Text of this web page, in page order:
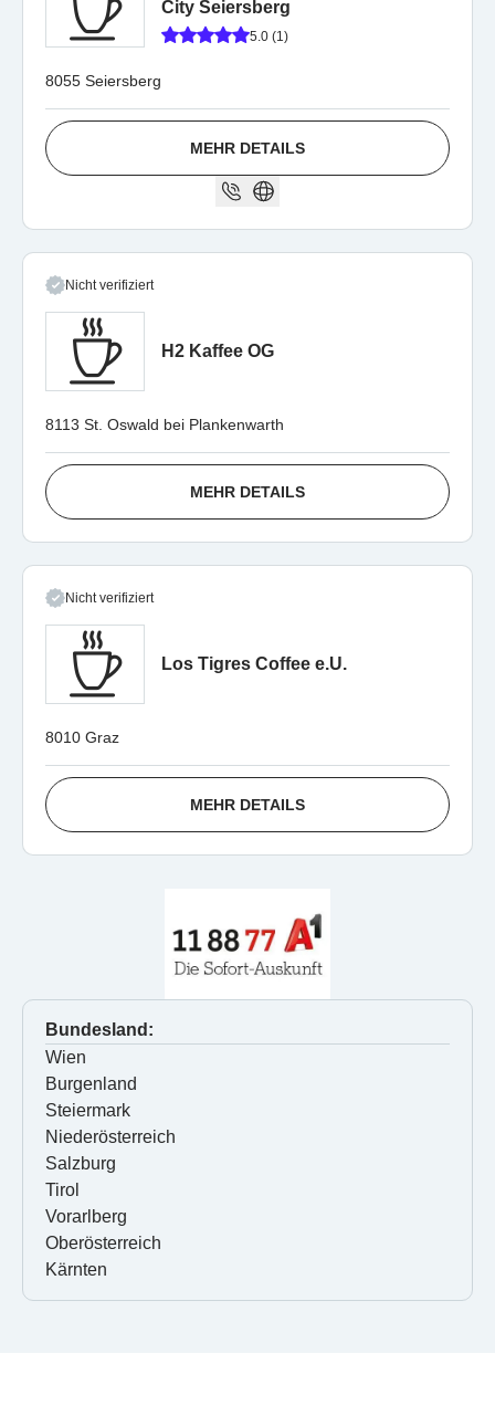
City Seiersberg
5.0 (1)
8055 Seiersberg
MEHR DETAILS
Nicht verifiziert
H2 Kaffee OG
8113 St. Oswald bei Plankenwarth
MEHR DETAILS
Nicht verifiziert
Los Tigres Coffee e.U.
8010 Graz
MEHR DETAILS
Bundesland:
Wien
Burgenland
Steiermark
Niederösterreich
Salzburg
Tirol
Vorarlberg
Oberösterreich
Kärnten